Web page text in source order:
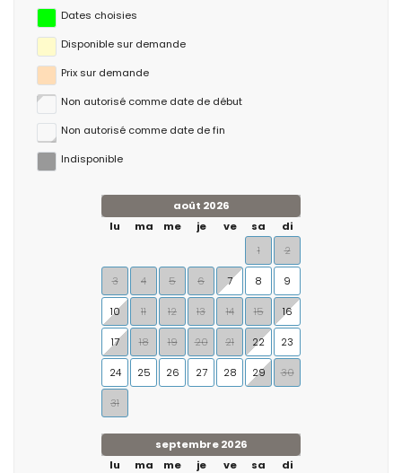
Dates choisies
Disponible sur demande
Prix ​​sur demande
Non autorisé comme date de début
Non autorisé comme date de fin
Indisponible
août 2026
lu
ma me je ve sa
di
1
2
3 4 5 6 7 8 9
10 11 12 13 14 15 16
17 18 19 20 21 22 23
24 25 26 27 28 29 30
31
septembre 2026
lu
ma me je ve sa
di